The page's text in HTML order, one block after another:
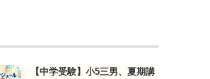
【中学受験】小5三男、夏期講